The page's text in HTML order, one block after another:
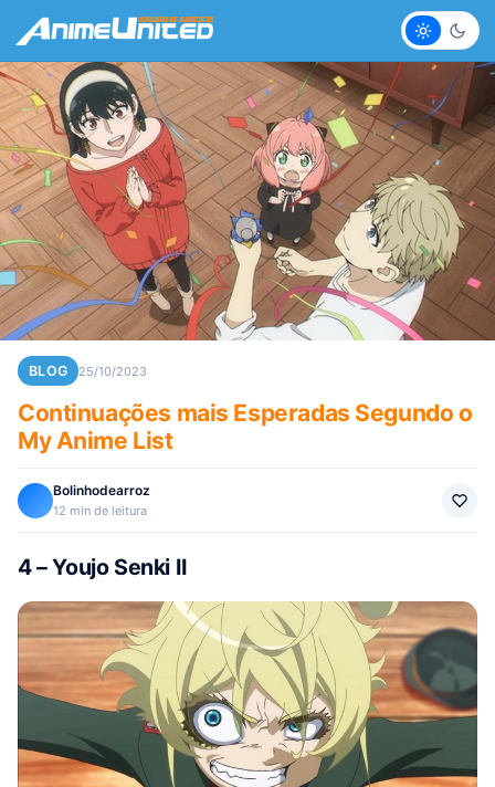
Claro
BLOG 25/10/2023
Continuações mais Esperadas Segundo o
My Anime List
Bolinhodearroz
12 min de leitura
4 – Youjo Senki II